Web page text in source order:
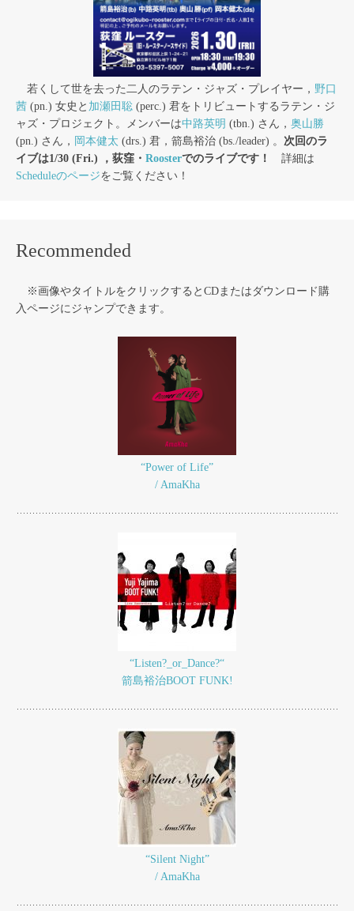
若くして世を去った二人のラテン・ジャズ・プレイヤー， 野口
茜 (pn.) 女史と 加瀬田聡 (perc.) 君をトリビュートするラテン・ジ
ャズ・プロジェクト。メンバーは中路英明 (tbn.) さん， 奥山勝
(pn.) さん， 岡本健太 (drs.) 君，箭島裕治 (bs./leader) 。 次回のラ
イブは1/30 (Fri.) ，荻窪・ Roosterでのライブです！
詳細は
Scheduleのページをご覧ください！
Recommended
※画像やタイトルをクリックするとCDまたはダウンロード購
入ページにジャンプできます。
“Power of Life”
/ AmaKha
“Listen?_or_Dance?“
箭島裕治BOOT FUNK!
“Silent Night”
/ AmaKha